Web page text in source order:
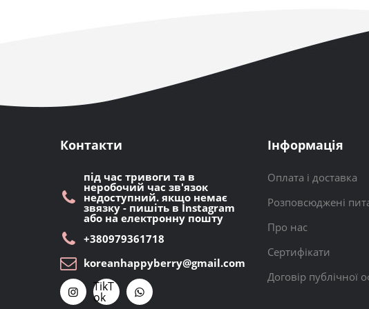
Контакти
під час тривоги та в
неробочий час зв'язок
недоступний. якщо немає
звязку - пишіть в Instagram
або на електронну пошту
+380979361718
koreanhappyberry@gmail.com
TikT
ok
Інформація
Оплата і доставка
Розповсюджені
Про нас
Сертифікати
Договір публічної